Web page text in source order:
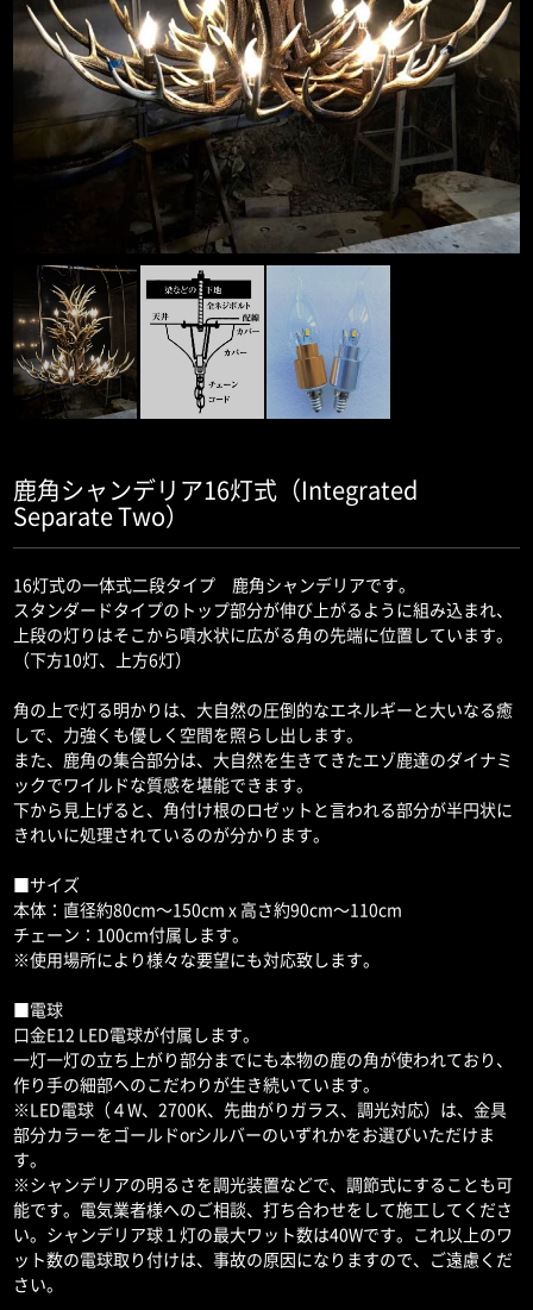
鹿角シャンデリア16灯式（Integrated
Separate Two）
16灯式の一体式二段タイプ 鹿角シャンデリアです。
スタンダードタイプのトップ部分が伸び上がるように組み込まれ、
上段の灯りはそこから噴水状に広がる角の先端に位置しています。
（下方10灯、上方6灯）
角の上で灯る明かりは、大自然の圧倒的なエネルギーと大いなる癒
しで、力強くも優しく空間を照らし出します。
また、鹿角の集合部分は、大自然を生きてきたエゾ鹿達のダイナミ
ックでワイルドな質感を堪能できます。
下から見上げると、角付け根のロゼットと言われる部分が半円状に
きれいに処理されているのが分かります。
■サイズ
本体：直径約80cm～150cm x 高さ約90cm～110cm
チェーン：100cm付属します。
※使用場所により様々な要望にも対応致します。
■電球
口金E12 LED電球が付属します。
一灯一灯の立ち上がり部分までにも本物の鹿の角が使われており、
作り手の細部へのこだわりが生き続いています。
※LED電球（４W、2700K、先曲がりガラス、調光対応）は、金具
部分カラーをゴールドorシルバーのいずれかをお選びいただけま
す。
※シャンデリアの明るさを調光装置などで、調節式にすることも可
能です。電気業者様へのご相談、打ち合わせをして施工してくださ
い。シャンデリア球１灯の最大ワット数は40Wです。これ以上のワ
ット数の電球取り付けは、事故の原因になりますので、ご遠慮くだ
さい。